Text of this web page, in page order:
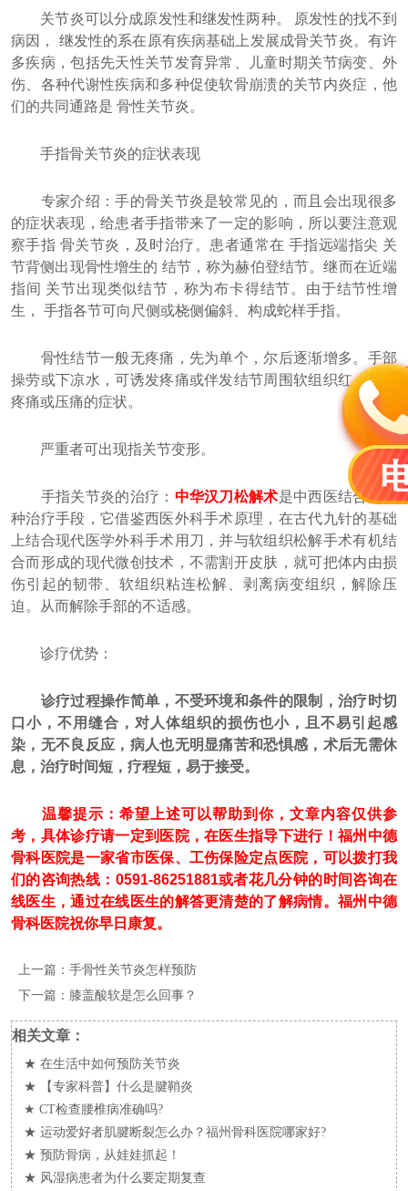
关节炎可以分成原发性和继发性两种。 原发性的找不到
病因， 继发性的系在原有疾病基础上发展成骨关节炎。有许
多疾病，包括先天性关节发育异常、儿童时期关节病变、外
伤、各种代谢性疾病和多种促使软骨崩溃的关节内炎症，他
们的共同通路是 骨性关节炎。
手指骨关节炎的症状表现
专家介绍：手的骨关节炎是较常见的，而且会出现很多
的症状表现，给患者手指带来了一定的影响，所以要注意观
察手指 骨关节炎，及时治疗。患者通常在 手指远端指尖 关
节背侧出现骨性增生的 结节，称为赫伯登结节。继而在近端
指间 关节出现类似结节，称为布卡得结节。由于结节性增
生， 手指各节可向尺侧或桡侧偏斜、构成蛇样手指。
骨性结节一般无疼痛，先为单个，尔后逐渐增多。手部
操劳或下凉水，可诱发疼痛或伴发结节周围软组织红、肿、
疼痛或压痛的症状。
严重者可出现指关节变形。
手指关节炎的治疗： 中华汉刀松解术是中西医结合的一
种治疗手段，它借鉴西医外科手术原理，在古代九针的基础
上结合现代医学外科手术用刀，并与软组织松解手术有机结
合而形成的现代微创技术，不需割开皮肤，就可把体内由损
伤引起的韧带、软组织粘连松解、剥离病变组织，解除压
迫。从而解除手部的不适感。
诊疗优势：
诊疗过程操作简单，不受环境和条件的限制，治疗时切
口小，不用缝合，对人体组织的损伤也小，且不易引起感
染，无不良反应，病人也无明显痛苦和恐惧感，术后无需休
息，治疗时间短，疗程短，易于接受。
温馨提示：希望上述可以帮助到你，文章内容仅供参
考，具体诊疗请一定到医院，在医生指导下进行！福州中德
骨科医院是一家省市医保、工伤保险定点医院，可以拨打我
们的咨询热线：0591-86251881或者花几分钟的时间咨询在
线医生，通过在线医生的解答更清楚的了解病情。福州中德
骨科医院祝你早日康复。
上一篇：手骨性关节炎怎样预防
下一篇： 膝盖酸软是怎么回事？
相关文章：
★在生活中如何预防关节炎
★
【专家科普】什么是腱鞘炎
★CT检查腰椎病准确吗?
★运动爱好者肌腱断裂怎么办？福州骨科医院哪家好?
★预防骨病，从娃娃抓起！
★ 风湿病患者为什么要定期复查